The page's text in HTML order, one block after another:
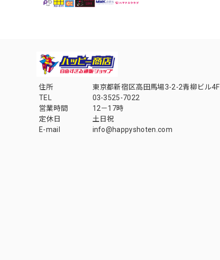
住所
東京都新宿区高田馬場3-2-2青柳ビル4F
TEL
03-3525-7022
営業時間
12－17時
定休日
土日祝
E-mail
info@happyshoten.com